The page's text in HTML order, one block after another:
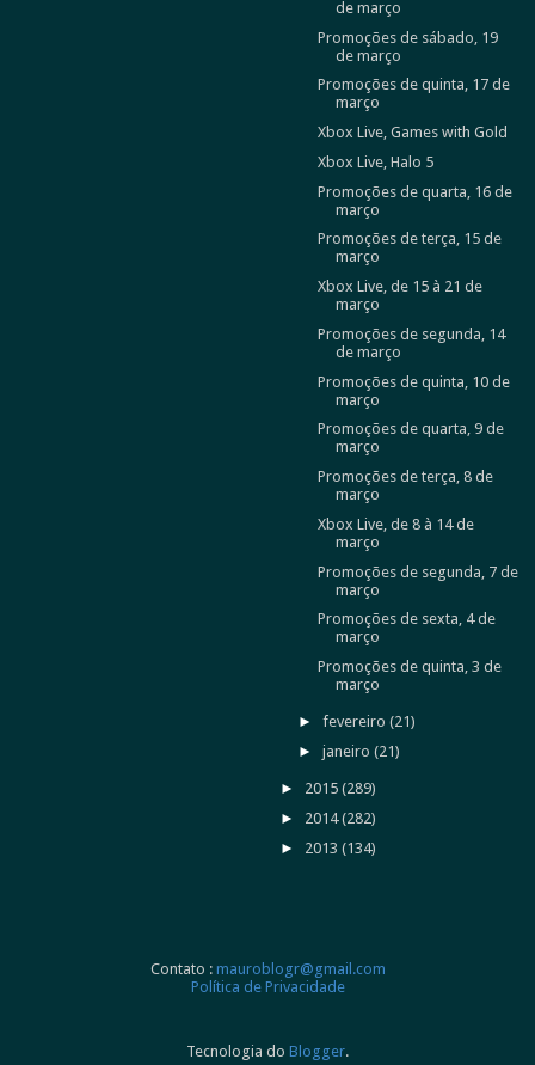
de março
Promoções de sábado, 19
de março
Promoções de quinta, 17 de
março
Xbox Live, Games with Gold
Xbox Live, Halo 5
Promoções de quarta, 16 de
março
Promoções de terça, 15 de
março
Xbox Live, de 15 à 21 de
março
Promoções de segunda, 14
de março
Promoções de quinta, 10 de
março
Promoções de quarta, 9 de
março
Promoções de terça, 8 de
março
Xbox Live, de 8 à 14 de
março
Promoções de segunda, 7 de
março
Promoções de sexta, 4 de
março
Promoções de quinta, 3 de
março
►fevereiro(21)
►janeiro(21)
► 2015 (289)
► 2014(282)
► 2013 (134)
Contato : mauroblogr@gmail.com
Política de Privacidade
Tecnologia do Blogger.